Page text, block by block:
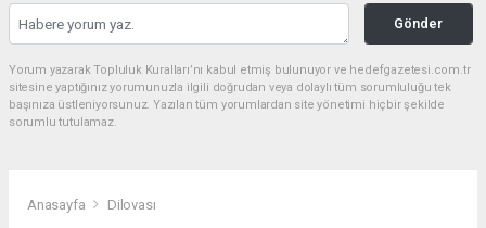
Gönder
Yorum yazarak Topluluk Kuralları’nı kabul etmiş bulunuyor ve hedefgazetesi.com.tr
sitesine yaptığınız yorumunuzla ilgili doğrudan veya dolaylı tüm sorumluluğu tek
başınıza üstleniyorsunuz. Yazılan tüm yorumlardan site yönetimi hiçbir şekilde
sorumlu tutulamaz.
Anasayfa Dilovası